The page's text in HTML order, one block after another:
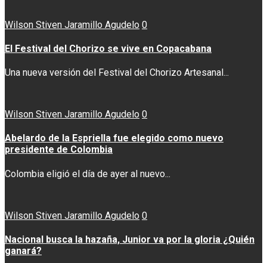
Wilson Stiven Jaramillo Agudelo 0
El Festival del Chorizo se vive en Copacabana
Una nueva versión del Festival del Chorizo Artesanal...
Wilson Stiven Jaramillo Agudelo 0
Abelardo de la Espriella fue elegido como nuevo
presidente de Colombia
Colombia eligió el día de ayer al nuevo...
Wilson Stiven Jaramillo Agudelo 0
Nacional busca la hazaña, Junior va por la gloria ¿Quién
ganará?